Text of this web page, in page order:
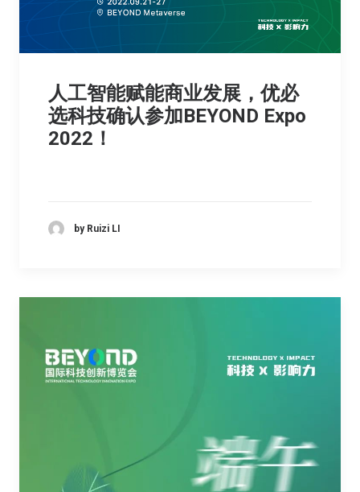
人工智能赋能商业发展，优必
选科技确认参加BEYOND Expo
2022！
by Ruizi LI